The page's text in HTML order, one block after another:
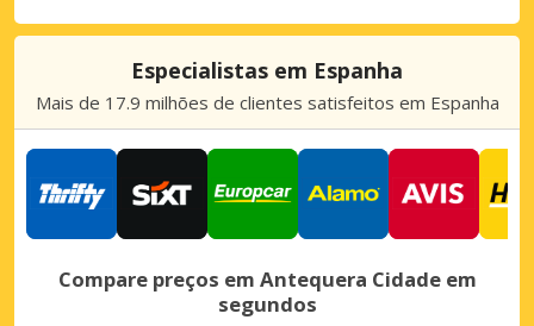
Especialistas em Espanha
Mais de 17.9 milhões de clientes satisfeitos em Espanha
Compare preços em Antequera Cidade em
segundos